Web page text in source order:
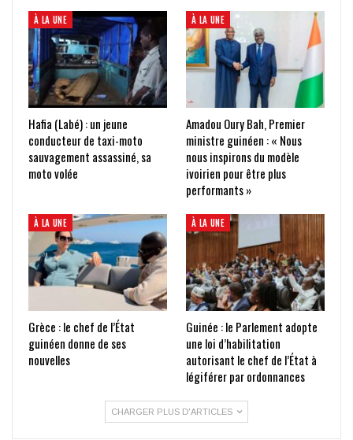
À LA UNE
Hafia (Labé) : un jeune
conducteur de taxi-moto
sauvagement assassiné, sa
moto volée
À LA UNE
Amadou Oury Bah, Premier
ministre guinéen : « Nous
nous inspirons du modèle
ivoirien pour être plus
performants »
À LA UNE
Grèce : le chef de l’État
guinéen donne de ses
nouvelles
À LA UNE
Guinée : le Parlement adopte
une loi d’habilitation
autorisant le chef de l’État à
légiférer par ordonnances
CHARGER PLUS D'ARTICLES